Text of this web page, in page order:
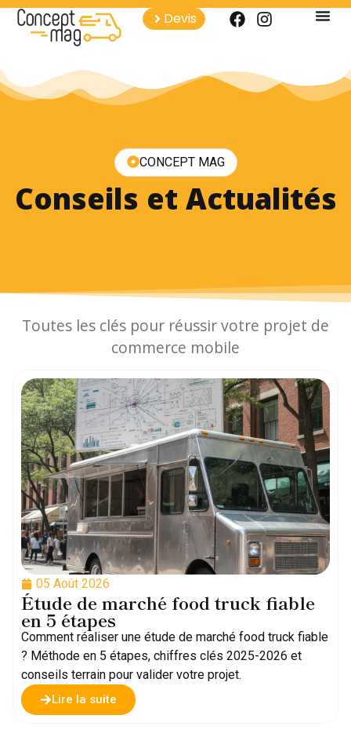
Devis
CONCEPT MAG
Conseils et Actualités
Toutes les clés pour réussir votre projet de
commerce mobile
05 Août 2026
Étude de marché food truck fiable
en 5 étapes
Comment réaliser une étude de marché food truck fiable
? Méthode en 5 étapes, chiffres clés 2025-2026 et
conseils terrain pour valider votre projet.
Lire la suite